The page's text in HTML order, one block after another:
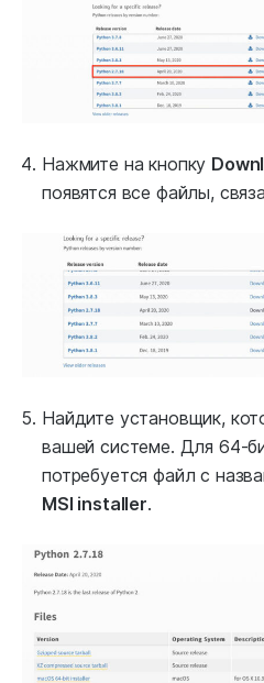
Нажмите на кнопку
появятся все файлы,
Найдите установщик,
вашей системе. Для 64-
потребуется файл с
MSI installer.